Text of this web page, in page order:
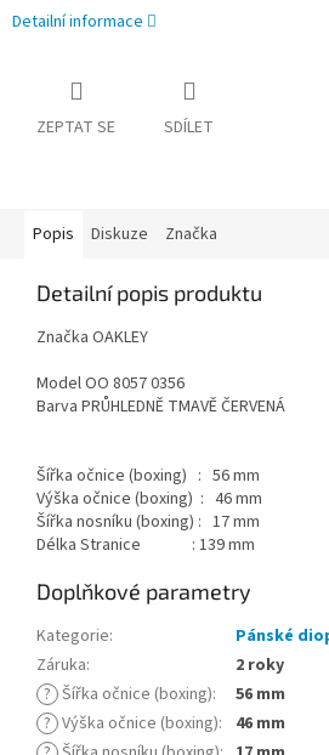
Detailní informace
ZEPTAT SE SDÍLET
Popis Diskuze Značka
Detailní popis produktu
Značka OAKLEY
Model OO 8057 0356
Barva PRŮHLEDNĚ TMAVĚ ČERVENÁ
Šířka očnice (boxing) : 56 mm
Výška očnice (boxing) : 46 mm
Šířka nosníku (boxing) : 17 mm
Délka Stranice : 139 mm
Doplňkové parametry
Kategorie:
Pánské
Záruka:
2 roky
? Šířka očnice (boxing):
56 mm
? Výška očnice (boxing):
46 mm